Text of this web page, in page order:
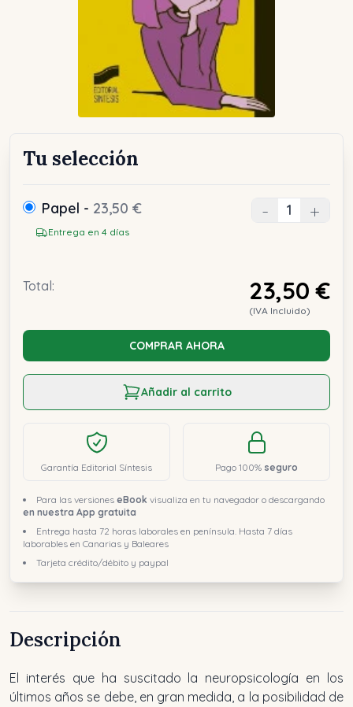
Tu selección
Papel - 23,50 €
Entrega en 4 días
- +
Total: 23,50 €
(IVA Incluido)
COMPRAR AHORA
Añadir al carrito
Garantía Editorial Síntesis Pago 100% seguro
Para las versiones eBook visualiza en tu navegador o descargando
en nuestra App gratuita
Entrega hasta 72 horas laborales en península. Hasta 7 días
laborables en Canarias y Baleares
Tarjeta crédito/débito y paypal
Descripción
El interés que ha suscitado la neuropsicología en los
últimos años se debe, en gran medida, a la posibilidad de